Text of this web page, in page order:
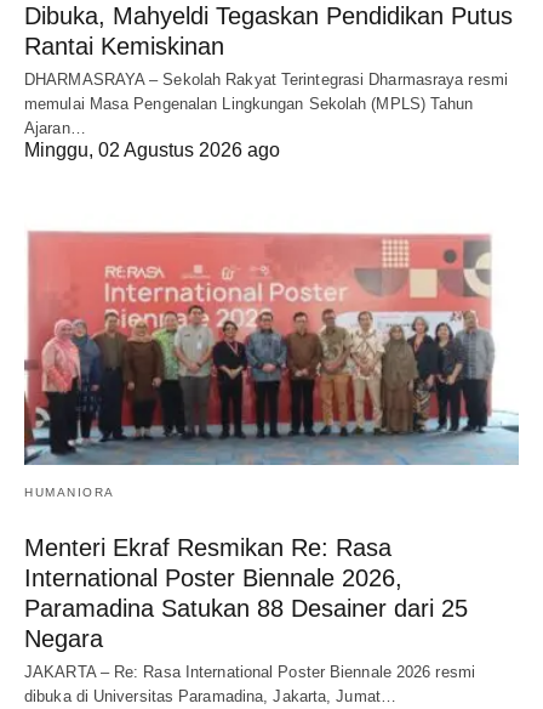
Dibuka, Mahyeldi Tegaskan Pendidikan Putus
Rantai Kemiskinan
DHARMASRAYA – Sekolah Rakyat Terintegrasi Dharmasraya resmi
memulai Masa Pengenalan Lingkungan Sekolah (MPLS) Tahun
Ajaran…
Minggu, 02 Agustus 2026 ago
HUMANIORA
Menteri Ekraf Resmikan Re: Rasa
International Poster Biennale 2026,
Paramadina Satukan 88 Desainer dari 25
Negara
JAKARTA – Re: Rasa International Poster Biennale 2026 resmi
dibuka di Universitas Paramadina, Jakarta, Jumat…